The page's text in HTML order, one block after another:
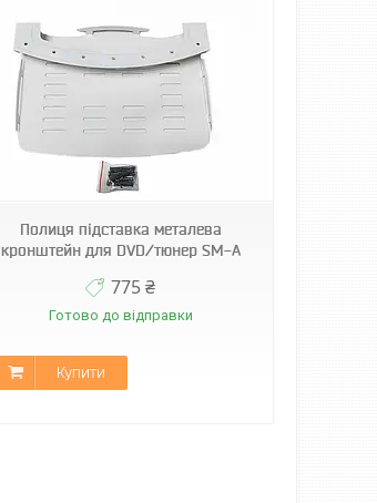
Полиця підставка металева
кронштейн для DVD/тюнер SМ-А
775 ₴
Готово до відправки
Купити